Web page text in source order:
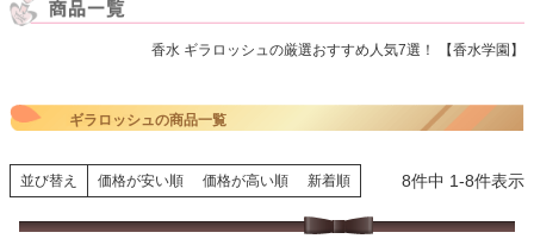
香水 ギラロッシュの厳選おすすめ人気7選！ 【香水学園】
ギラロッシュの商品一覧
並び替え 価格が安い順 価格が高い順 新着順 8件中 1-8件表示